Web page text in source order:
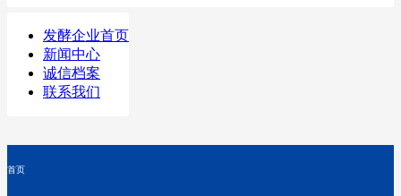
发酵企业首页
新闻中心
诚信档案
联系我们
首页